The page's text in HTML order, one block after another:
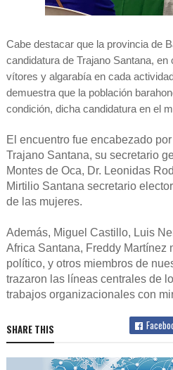
Cabe destacar que la provincia de
candidatura de Trajano Santana,
vítores y algarabía en cada
demuestra que la población
condición, dicha candidatura en el
El encuentro fue encabezado
Trajano Santana, su secretario
Montes de Oca, Dr. Leonidas
Mirtilio Santana secretario
de las mujeres.
Además, Miguel Castillo, Luis
Africa Santana, Freddy Martínez
político, y otros miembros de
trazaron las líneas centrales de
trabajos organizacionales con
SHARE THIS